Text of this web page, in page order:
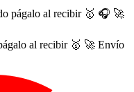
págalo al recibir 🥇 🎧 🚀
al recibir 🥇 🚀 Envío